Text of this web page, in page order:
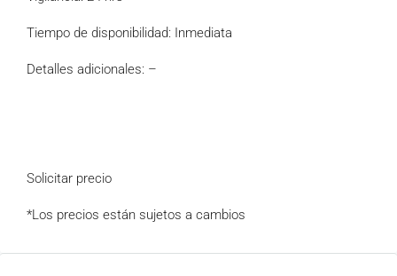
Tiempo de disponibilidad: Inmediata
Detalles adicionales: –
Solicitar precio
*Los precios están sujetos a cambios